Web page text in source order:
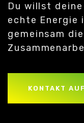
Du willst
echte Energie
gemeinsam
KONTAKT